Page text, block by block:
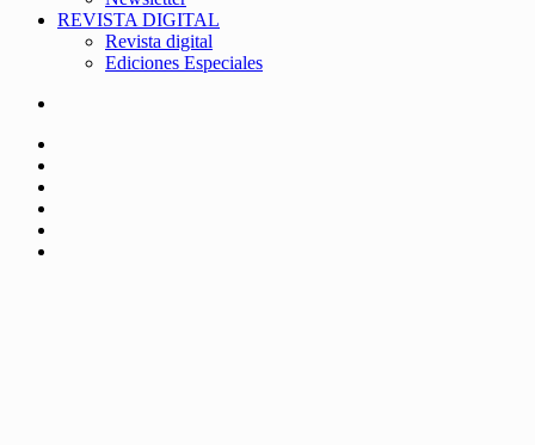
REVISTA DIGITAL
Revista digital
Ediciones Especiales